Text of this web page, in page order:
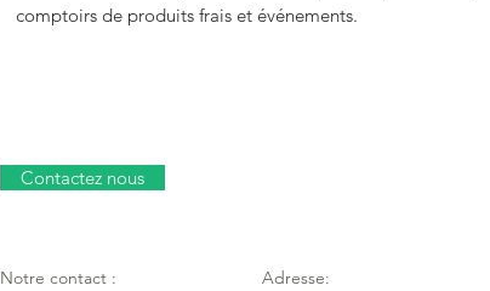
comptoirs de produits frais et événements.
Contactez nous
Notre contact :
Adresse: